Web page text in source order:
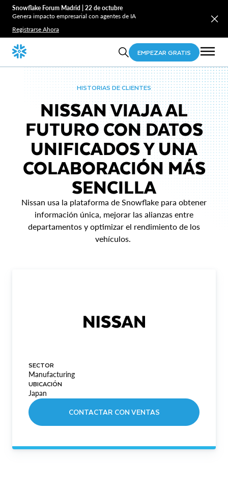
Snowflake Forum Madrid | 22 de octubre
Genera impacto empresarial con agentes de IA
Registrarse Ahora
EMPEZAR GRATIS
HISTORIAS DE CLIENTES
NISSAN VIAJA AL
FUTURO CON DATOS
UNIFICADOS Y UNA
COLABORACIÓN MÁS
SENCILLA
Nissan usa la plataforma de Snowflake para obtener
información única, mejorar las alianzas entre
departamentos y optimizar el rendimiento de los
vehículos.
SECTOR
Manufacturing
UBICACIÓN
Japan
CONTACTAR CON VENTAS